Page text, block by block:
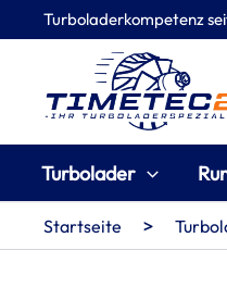
Turboladerkompetenz
Turbolader
Inhalt
Startseite >